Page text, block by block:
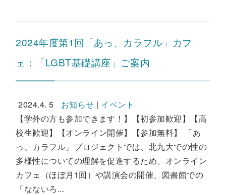
2024年度第1回「あっ、カラフル」カフ
ェ：「LGBT基礎講座」ご案内
2024.4. 5 お知らせ | イベント
【学外の方も参加できます！】【初参加歓迎】【高
校生歓迎】【オンライン開催】【参加無料】 「あ
っ、カラフル」プロジェクトでは、北九大での性の
多様性についての理解を促進するため、オンライン
カフェ（ほぼ月1回）や講演会の開催、図書館での
「なないろ...